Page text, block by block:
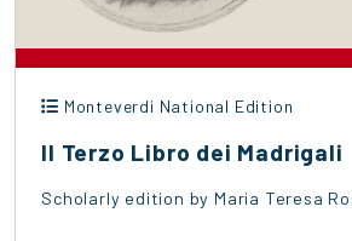
Monteverdi National Edition
Il Terzo Libro dei Madrigali
Scholarly edition by Maria Teresa